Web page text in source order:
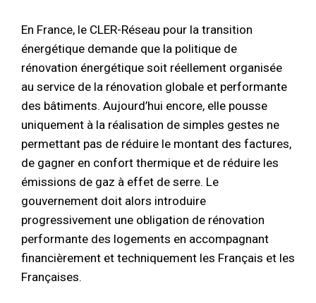
En France, le CLER-Réseau pour la transition
énergétique demande que la politique de
rénovation énergétique soit réellement organisée
au service de la rénovation globale et performante
des bâtiments. Aujourd’hui encore, elle pousse
uniquement à la réalisation de simples gestes ne
permettant pas de réduire le montant des factures,
de gagner en confort thermique et de réduire les
émissions de gaz à effet de serre. Le
gouvernement doit alors introduire
progressivement une obligation de rénovation
performante des logements en accompagnant
financièrement et techniquement les Français et les
Françaises.